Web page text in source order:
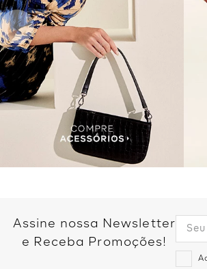
Assine nossa Newsletter
e Receba Promoções!